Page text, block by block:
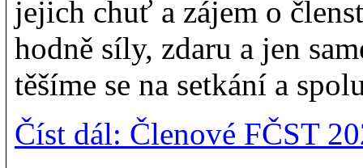
jejich chuť a zájem o
hodně síly, zdaru a jen
těšíme se na setkání a
Číst dál: Členové FČST